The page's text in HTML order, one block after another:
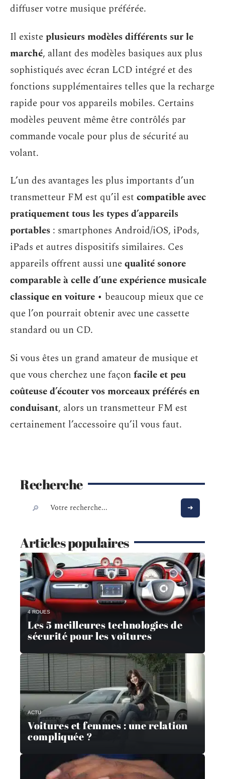
diffuser votre musique préférée.
Il existeplusieurs modèles différents sur le
marché, allant des modèles basiques aux plus
sophistiqués avec écran LCD intégré et des
fonctions supplémentaires telles que la recharge
rapide pour vos appareils mobiles. Certains
modèles peuvent même être contrôlés par
commande vocale pour plus de sécurité au
volant.
L’un des avantages les plus importants d’un
transmetteur FM est qu’il est compatible avec
pratiquement tous les types d’appareils
portables : smartphones Android/iOS, iPods,
iPads et autres dispositifs similaires. Ces
appareils offrent aussi unequalité sonore
comparable à celle d’une expérience musicale
classique en voiture • beaucoup mieux que ce
que l’on pourrait obtenir avec une cassette
standard ou un CD.
Si vous êtes un grand amateur de musique et
que vous cherchez une façonfacile et peu
coûteuse d’écouter vos morceaux préférés en
conduisant, alors un transmetteur FM est
certainement l’accessoire qu’il vous faut.
Recherche
Articles populaires
4 ROUES
Les 5 meilleures technologies de
sécurité pour les voitures
ACTU
Voitures et femmes : une relation
compliquée ?